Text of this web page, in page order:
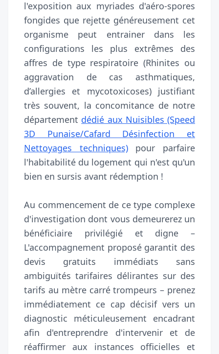
l'exposition aux myriades d'aéro-spores
fongides que rejette généreusement cet
organisme peut entrainer dans les
configurations les plus extrêmes des
affres de type respiratoire (Rhinites ou
aggravation de cas asthmatiques,
d’allergies et mycotoxicoses) justifiant
très souvent, la concomitance de notre
département dédié aux Nuisibles (Speed
3D Punaise/Cafard Désinfection et
Nettoyages techniques)pour parfaire
l'habitabilité du logement qui n'est qu'un
bien en sursis avant rédemption !
Au commencement de ce type complexe
d'investigation dont vous demeurerez un
bénéficiaire privilégié et digne –
L'accompagnement proposé garantit des
devis gratuits immédiats sans
ambiguïtés tarifaires délirantes sur des
tarifs au mètre carré trompeurs – prenez
immédiatement ce cap décisif vers un
diagnostic méticuleusement encadrant
afin d'entreprendre d'intervenir et de
réaffirmer aux instances officielles et